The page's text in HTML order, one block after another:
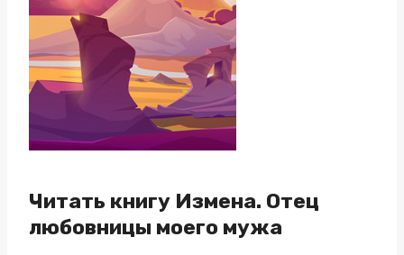
Читать книгу Измена. Отец
любовницы моего мужа